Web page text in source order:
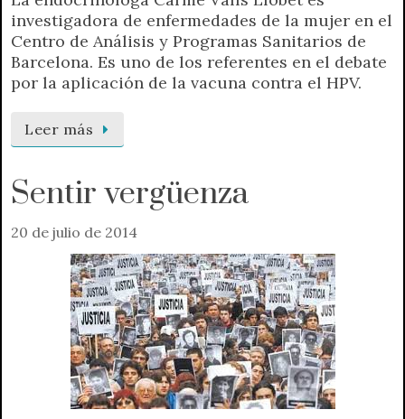
investigadora de enfermedades de la mujer en el
Centro de Análisis y Programas Sanitarios de
Barcelona. Es uno de los referentes en el debate
por la aplicación de la vacuna contra el HPV.
Leer más
Sentir vergüenza
20 de julio de 2014